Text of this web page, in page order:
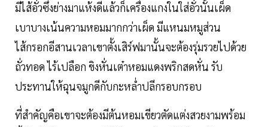
มีไส้อั่วซึ่งย่างมาแห้งดีแล้วก็เครื่องแกงในใส่อั่วนั้นเผ็ด
เบาบางเน้นความหอมมากกว่าเผ็ด มีแหนมหมูส่วน
ไส้กรอกอีสานเวลาเขาตั้งเสิร์ฟมานั้นจะต้องรุ่มรวยไปด้วย
ถั่วทอด ไร้เปลือก ขิงหั่นเต๋าหอมแดงพริกสดหั่น รับ
ประทานให้ฉุนจมูกดีกับกะหล่ำปลีกรอบกรอบ
ที่สำคัญคือเขาจะต้องมีต้นหอมเขียวตัดแต่งสวยงามพร้อม